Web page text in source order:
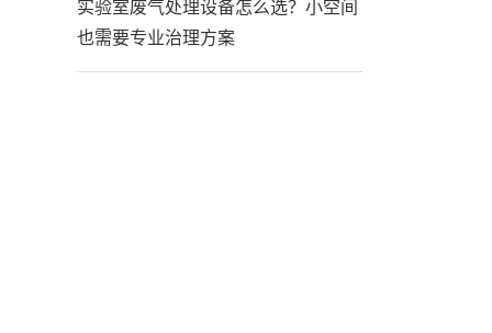
实验室废气处理设备怎么选？小空间
也需要专业治理方案